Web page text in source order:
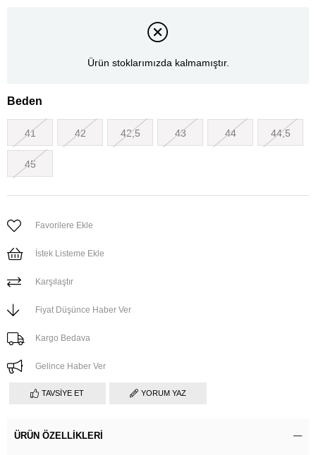
Ürün stoklarımızda kalmamıştır.
Beden
41 42 42,5 43 44 44,5
45
Favorilere Ekle
İstek Listeme Ekle
Karşılaştır
Fiyat Düşünce Haber Ver
Kargo Bedava
Gelince Haber Ver
TAVSIYE ET YORUM YAZ
ÜRÜN ÖZELLIKLERI